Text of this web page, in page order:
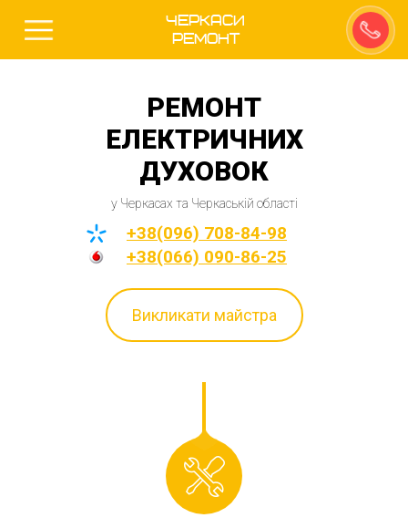
Черкаси
Ремонт
РЕМОНТ
ЕЛЕКТРИЧНИХ
ДУХОВОК
у Черкасах та Черкаській області
+38(096) 708-84-98
+38(066) 090-86-25
Викликати майстра